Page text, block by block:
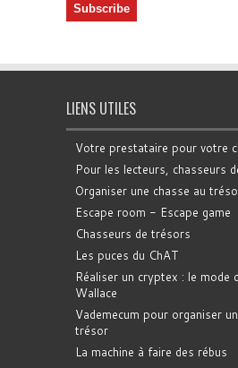
LIENS UTILES
Votre prestataire pour votre
Pour les lecteurs, chasseurs
Organiser une chasse au
Escape room - Escape game
Chasseurs de trésors
Les puces du ChAT
Réaliser un cryptex : le mode
Wallace
Vademecum pour organiser
trésor
La machine à faire des rébus